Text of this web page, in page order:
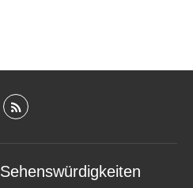
Sehenswürdigkeiten